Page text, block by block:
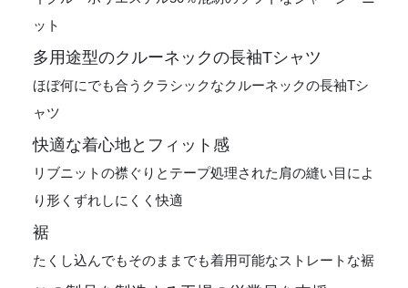
ット
多用途型のクルーネックの長袖Tシャツ
ほぼ何にでも合うクラシックなクルーネックの長袖Tシ
ャツ
快適な着心地とフィット感
リブニットの襟ぐりとテープ処理された肩の縫い目によ
り形くずれしにくく快適
裾
たくし込んでもそのままでも着用可能なストレートな裾